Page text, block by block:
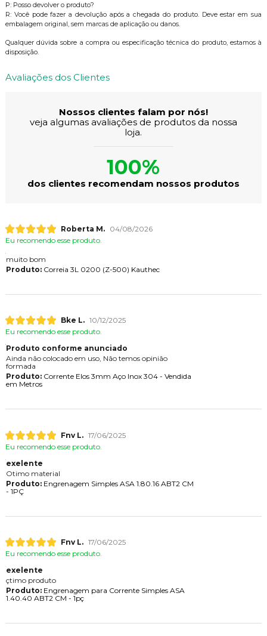
P: Posso devolver o produto?
R: Você pode fazer a devolução após a chegada do produto. Deve estar em sua
embalagem original, sem marcas de aplicação ou danos.
Qualquer dúvida sobre a compra ou especificação técnica do produto, estamos à
disposição.
Avaliações dos Clientes
Nossos clientes falam por nós!
veja algumas avaliações de produtos da nossa
loja.
100%
dos clientes recomendam nossos produtos
Roberta M.
04/08/2026
Eu recomendo esse produto.
muito bom
Produto:Correia 3L 0200 (Z-500) Kauthec
Bke L. 10/12/2025
Eu recomendo esse produto.
Produto conforme anunciado
Ainda não colocado em uso, Não temos opinião
formada
Produto:Corrente Elos 3mm Aço Inox 304 - Vendida
em Metros
Fnv L. 17/06/2025
Eu recomendo esse produto.
exelente
Otimo material
Produto:Engrenagem Simples ASA 1.80.16 ABT2 CM
- 1PÇ
Fnv L. 17/06/2025
Eu recomendo esse produto.
exelente
çtimo produto
Produto:Engrenagem para Corrente Simples ASA
1.40.40 ABT2 CM - 1pç